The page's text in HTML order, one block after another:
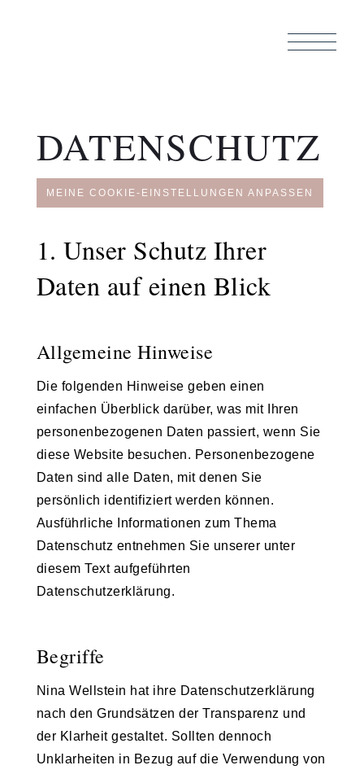
DATENSCHUTZ
MEINE COOKIE-EINSTELLUNGEN ANPASSEN
1. Unser Schutz Ihrer
Daten auf einen Blick
Allgemeine Hinweise
Die folgenden Hinweise geben einen
einfachen Überblick darüber, was mit Ihren
personenbezogenen Daten passiert, wenn Sie
diese Website besuchen. Personenbezogene
Daten sind alle Daten, mit denen Sie
persönlich identifiziert werden können.
Ausführliche Informationen zum Thema
Datenschutz entnehmen Sie unserer unter
diesem Text aufgeführten
Datenschutzerklärung.
Begriffe
Nina Wellstein hat ihre Datenschutzerklärung
nach den Grundsätzen der Transparenz und
der Klarheit gestaltet. Sollten dennoch
Unklarheiten in Bezug auf die Verwendung von